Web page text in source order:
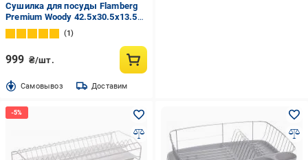
Сушилка для посуды Flamberg
Premium Woody 42.5х30.5х13.5
см BT067
1
999 ₴/шт.
Cамовывоз Доставим